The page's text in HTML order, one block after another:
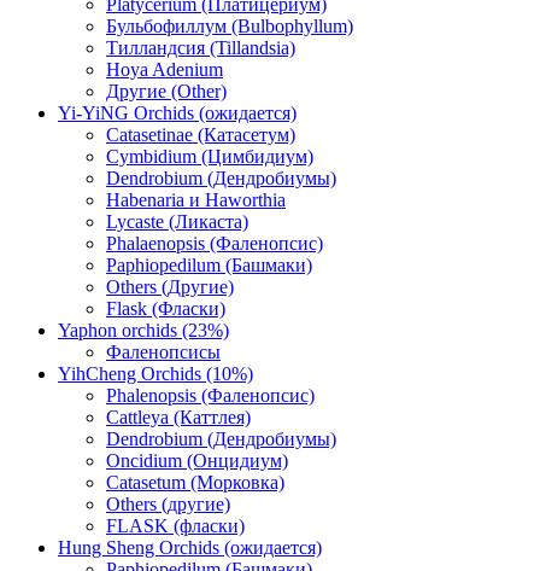
Platycerium (Платицериум)
Бульбофиллум (Bulbophyllum)
Тилландсия (Tillandsia)
Hoya Adenium
Другие (Other)
Yi-YiNG Orchids (ожидается)
Catasetinae (Катасетум)
Cymbidium (Цимбидиум)
Dendrobium (Дендробиумы)
Habenaria и Haworthia
Lycaste (Ликаста)
Phalaenopsis (Фаленопсис)
Paphiopedilum (Башмаки)
Others (Другие)
Flask (Фласки)
Yaphon orchids (23%)
Фаленопсисы
YihCheng Orchids (10%)
Phalenopsis (Фаленопсис)
Cattleya (Каттлея)
Dendrobium (Дендробиумы)
Oncidium (Онцидиум)
Catasetum (Морковка)
Others (другие)
FLASK (фласки)
Hung Sheng Orchids (ожидается)